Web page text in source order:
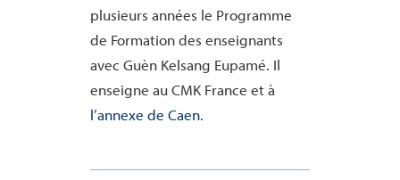
plusieurs années le Programme
de Formation des enseignants
avec Guèn Kelsang Eupamé. Il
l’annexe de Caen.